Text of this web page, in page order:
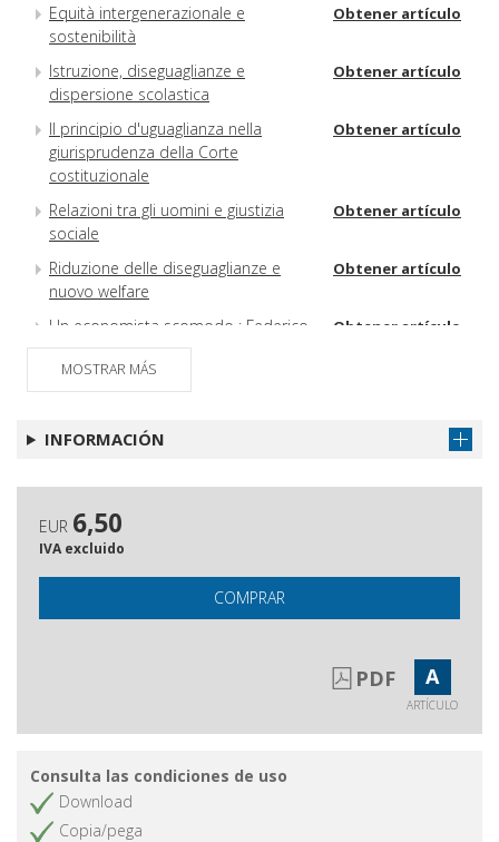
Equità intergenerazionale e
sostenibilità
Obtener artículo
Istruzione, diseguaglianze e
dispersione scolastica
Obtener artículo
Il principio d'uguaglianza nella
giurisprudenza della Corte
costituzionale
Obtener artículo
Relazioni tra gli uomini e giustizia
sociale
Obtener artículo
Riduzione delle diseguaglianze e
nuovo welfare
Obtener artículo
Un economista scomodo : Federico
Caffè
Obtener artículo
Obtener artículo
MOSTRAR MÁS
INFORMACIÓN
EUR 6,50
IVA excluido
COMPRAR
PDF A
ARTÍCULO
Consulta las condiciones de uso
Download
Copia/pega